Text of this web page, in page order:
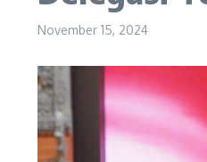
November 15, 2024